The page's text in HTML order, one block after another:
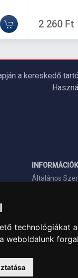
technológiákat
weboldalunk
2 260 Ft
a kereskedő
INFORMÁCIÓK
Általános
Szállítási